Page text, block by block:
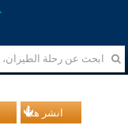
انشر هذا